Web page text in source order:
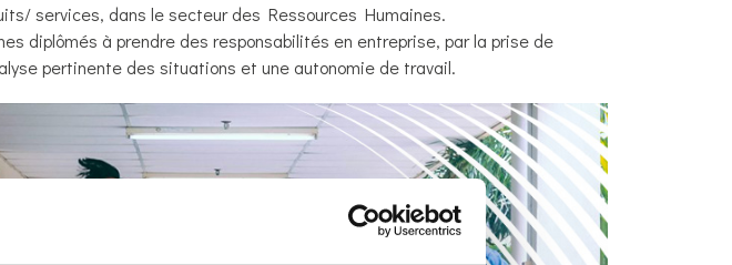
services, dans le secteur des Ressources Humaines.
diplômés à prendre des responsabilités en entreprise, par la prise de
pertinente des situations et une autonomie de travail.